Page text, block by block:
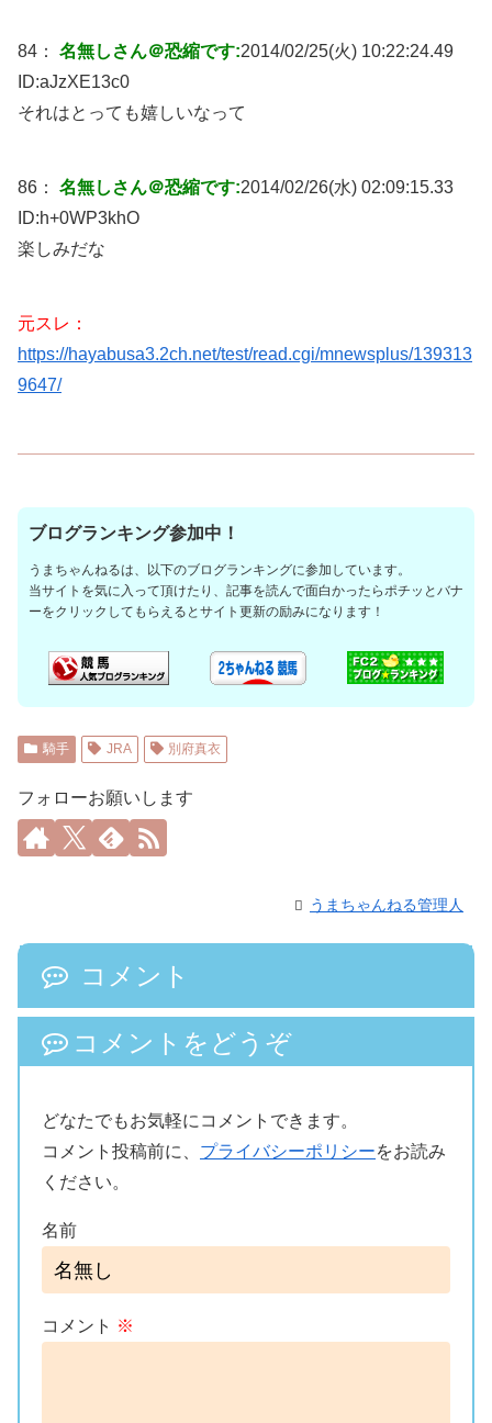
84： 名無しさん＠恐縮です:2014/02/25(火) 10:22:24.49
ID:aJzXE13c0
それはとっても嬉しいなって
86： 名無しさん＠恐縮です:2014/02/26(水) 02:09:15.33
ID:h+0WP3khO
楽しみだな
元スレ：
https://hayabusa3.2ch.net/test/read.cgi/mnewsplus/139313
9647/
ブログランキング参加中！
うまちゃんねるは、以下のブログランキングに参加しています。
当サイトを気に入って頂けたり、記事を読んで面白かったらポチッとバナ
ーをクリックしてもらえるとサイト更新の励みになります！
騎手 JRA 別府真衣
フォローお願いします
うまちゃんねる管理人
コメント
コメントをどうぞ
どなたでもお気軽にコメントできます。
コメント投稿前に、 プライバシーポリシーをお読み
ください。
名前
コメント ※